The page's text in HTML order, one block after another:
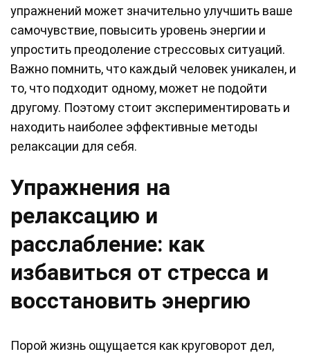
упражнений может значительно улучшить ваше
самочувствие, повысить уровень энергии и
упростить преодоление стрессовых ситуаций.
Важно помнить, что каждый человек уникален, и
то, что подходит одному, может не подойти
другому. Поэтому стоит экспериментировать и
находить наиболее эффективные методы
релаксации для себя.
Упражнения на
релаксацию и
расслабление: как
избавиться от стресса и
восстановить энергию
Порой жизнь ощущается как круговорот дел,